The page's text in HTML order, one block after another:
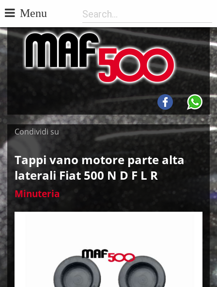
Menu
Condividi su
Tappi vano motore parte alta
laterali Fiat 500 N D F L R
Minuteria